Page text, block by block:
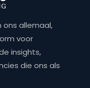
allemaal,
voor
insights,
die ons als